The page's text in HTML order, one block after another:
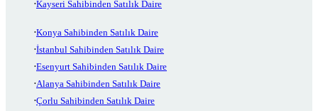
Kayseri Sahibinden Satılık Daire
Konya Sahibinden Satılık Daire
İstanbul Sahibinden Satılık Daire
Esenyurt Sahibinden Satılık Daire
Alanya Sahibinden Satılık Daire
Çorlu Sahibinden Satılık Daire